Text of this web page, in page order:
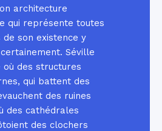
architecture
qui représente toutes
de son existence y
Séville
où des structures
qui battent des
des ruines
des cathédrales
des clochers